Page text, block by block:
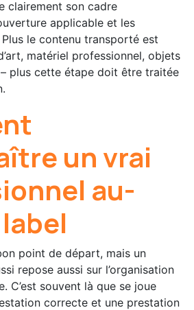
clairement son cadre
applicable et les
le contenu transporté est
matériel professionnel, objets
plus cette étape doit être traitée
un vrai
au-
point de départ, mais un
repose aussi sur l’organisation
C’est souvent là que se joue
correcte et une prestation